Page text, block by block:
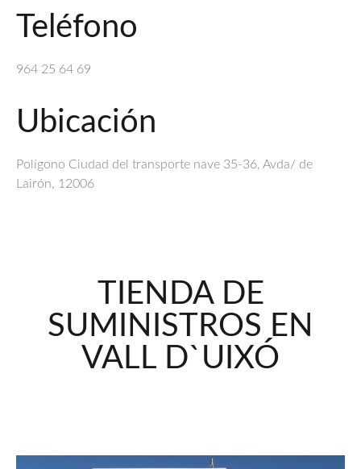
Teléfono
964 25 64 69
Ubicación
Polígono Ciudad del transporte nave 35-36, Avda/ de
Lairón, 12006
TIENDA DE
SUMINISTROS EN
VALL D`UIXÓ